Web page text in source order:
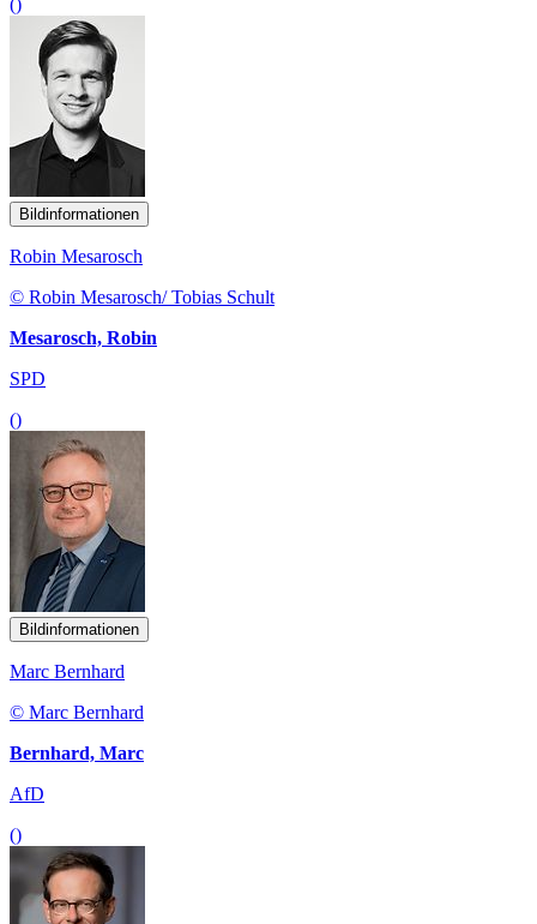
()
Bildinformationen
Robin Mesarosch
© Robin Mesarosch/ Tobias Schult
Mesarosch, Robin
SPD
()
Bildinformationen
Marc Bernhard
© Marc Bernhard
Bernhard, Marc
AfD
()